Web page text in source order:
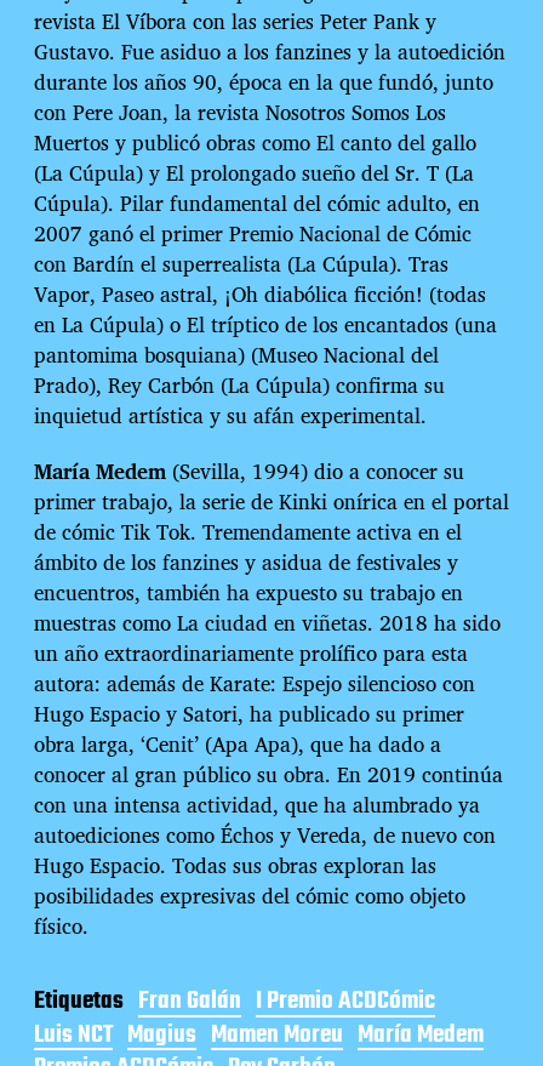
revista El Víbora con las series Peter Pank y
Gustavo. Fue asiduo a los fanzines y la autoedición
durante los años 90, época en la que fundó, junto
con Pere Joan, la revista Nosotros Somos Los
Muertos y publicó obras como El canto del gallo
(La Cúpula) y El prolongado sueño del Sr. T (La
Cúpula). Pilar fundamental del cómic adulto, en
2007 ganó el primer Premio Nacional de Cómic
con Bardín el superrealista (La Cúpula). Tras
Vapor, Paseo astral, ¡Oh diabólica ficción! (todas
en La Cúpula) o El tríptico de los encantados (una
pantomima bosquiana) (Museo Nacional del
Prado), Rey Carbón (La Cúpula) confirma su
inquietud artística y su afán experimental.
María Medem (Sevilla, 1994) dio a conocer su
primer trabajo, la serie de Kinki onírica en el portal
de cómic Tik Tok. Tremendamente activa en el
ámbito de los fanzines y asidua de festivales y
encuentros, también ha expuesto su trabajo en
muestras como La ciudad en viñetas. 2018 ha sido
un año extraordinariamente prolífico para esta
autora: además de Karate: Espejo silencioso con
Hugo Espacio y Satori, ha publicado su primer
obra larga, ‘Cenit’ (Apa Apa), que ha dado a
conocer al gran público su obra. En 2019 continúa
con una intensa actividad, que ha alumbrado ya
autoediciones como Échos y Vereda, de nuevo con
Hugo Espacio. Todas sus obras exploran las
posibilidades expresivas del cómic como objeto
físico.
Etiquetas Fran Galán I Premio ACDCómic
Luis NCT Magius Mamen Moreu María Medem